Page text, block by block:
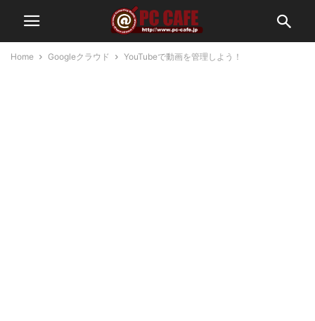
Home Googleクラウド YouTubeで動画を管理しよう！